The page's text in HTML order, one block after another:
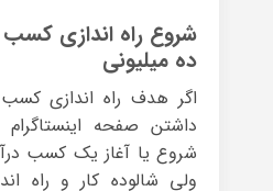
شروع راه اندازی کسب
ده میلیونی
اگر هدف راه اندازی
داشتن صفحه
شروع یا آغاز یک کسب
ولی شالوده کار و راه